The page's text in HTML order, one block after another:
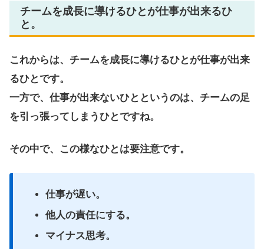
チームを成長に導けるひとが仕事が出来るひ
と。
これからは、チームを成長に導けるひとが仕事が出来
るひとです。
一方で、仕事が出来ないひとというのは、チームの足
を引っ張ってしまうひとですね。
その中で、この様なひとは要注意です。
仕事が遅い。
他人の責任にする。
マイナス思考。